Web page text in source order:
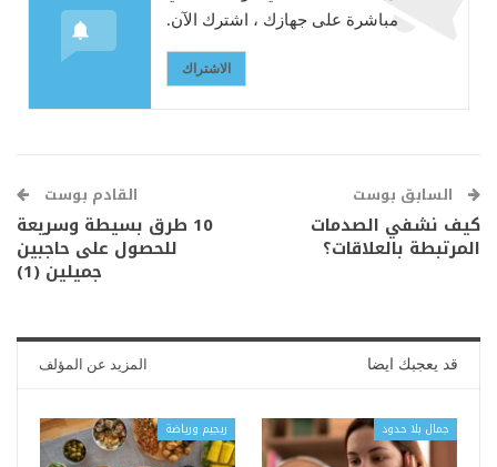
مباشرة على جهازك ، اشترك الآن.
الاشتراك
السابق بوست
كيف نشفي الصدمات
المرتبطة بالعلاقات؟
القادم بوست
10 طرق بسيطة وسريعة
للحصول على حاجبين
جميلين (1)
قد يعجبك ايضا المزيد عن المؤلف
جمال بلا حدود ريجيم ورياضة